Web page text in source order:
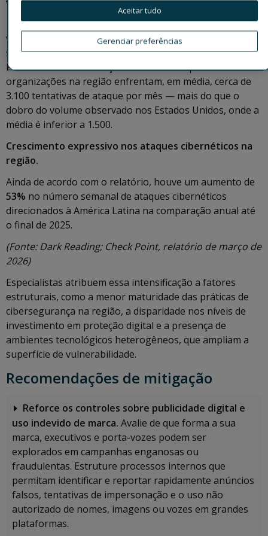
A América Latina consolidou-se como a região mais
visada por atores maliciosos no ambiente cibernético,
segundo relatório da empresa de cibersegurança Check
Point. O estudo de março de 2026 indica que
organizações na região enfrentam, em média, cerca de
3.100 tentativas de ataque por mês — mais do que o
dobro do volume observado nos Estados Unidos, onde a
média é inferior a 1.500.
Crescimento expressivo nos ataques cibernéticos na
região.
Ainda de acordo com o relatório, houve um aumento de
53% no número semanal de ataques cibernéticos
direcionados à América Latina na comparação anual até
o final de 2025.
(Fonte: Dark Reading; Check Point, relatório de março de
2026)
Especialistas atribuem essa intensificação a fatores
estruturais, como a menor maturidade das práticas de
cibersegurança na região, a disparidade nos níveis de
investimento em proteção digital e a presença de
ambientes tecnológicos heterogêneos, que ampliam a
superfície de vulnerabilidade.
Recomendações de mitigação
Reforce os controles sobre publicidade digital e
uso indevido de marca. Avalie de que forma a sua
marca, executivos e porta-vozes podem ser
explorados em campanhas enganosas ou
fraudulentas. Estruture processos internos que
permitam identificar e reportar rapidamente anúncios
falsos, tentativas de impersonação e o uso não
autorizado de nomes, imagens ou vozes em grandes
plataformas.
Gerenciar preferências
Aceitar tudo